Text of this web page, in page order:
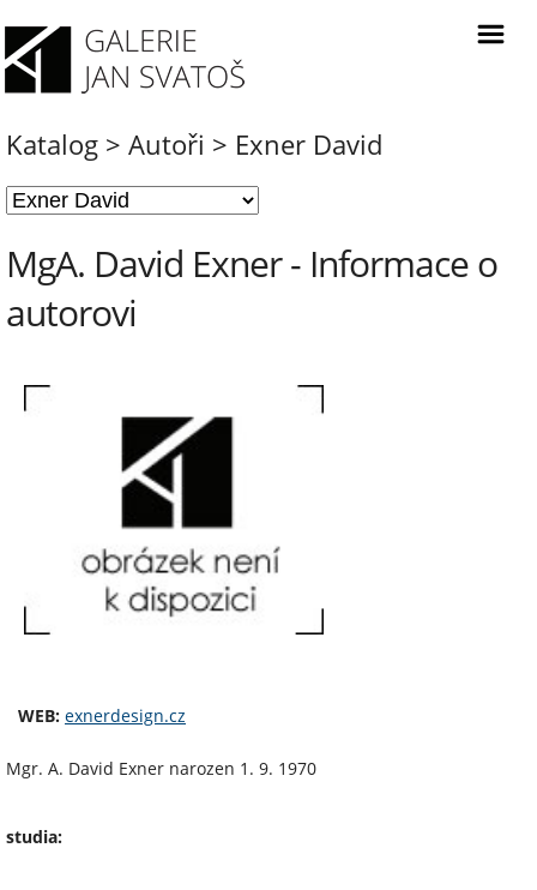
Katalog > Autoři > Exner David
MgA. David Exner - Informace o
autorovi
WEB: exnerdesign.cz
Mgr. A. David Exner narozen 1. 9. 1970
studia: